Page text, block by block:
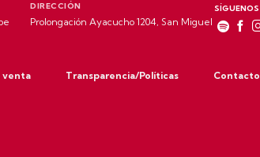
DIRECCIÓN
Prolongación Ayacucho 1204, San Miguel
SÍGUENOS
venta Transparencia/Políticas Contacto